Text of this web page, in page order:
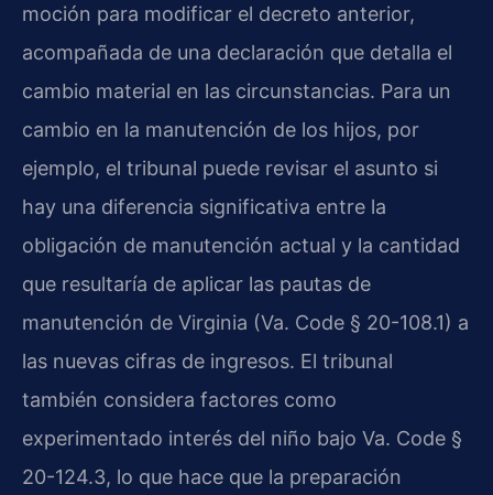
moción para modificar el decreto anterior,
acompañada de una declaración que detalla el
cambio material en las circunstancias. Para un
cambio en la manutención de los hijos, por
ejemplo, el tribunal puede revisar el asunto si
hay una diferencia significativa entre la
obligación de manutención actual y la cantidad
que resultaría de aplicar las pautas de
manutención de Virginia (Va. Code § 20-108.1) a
las nuevas cifras de ingresos. El tribunal
también considera factores como
experimentado interés del niño bajo Va. Code §
20-124.3, lo que hace que la preparación